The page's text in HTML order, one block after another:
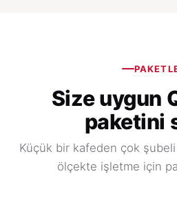
Size uygun
paketini
Küçük bir kafeden çok
ölçekte işletme için